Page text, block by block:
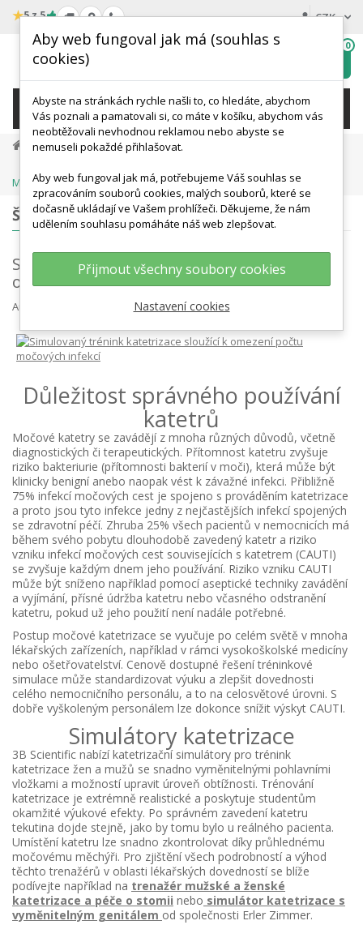
★5 z 5 CZK
wishlist
0
KATEGORIE
Novinky Z Blogu
Močových Infekcí
ŠTÍTKY
Simulovaný trénink katetrizace sloužící k
omezení počtu močových infekcí
Autor Různé
Důležitost správného používání
katetrů
Močové katetry se zavádějí z mnoha různých důvodů, včetně
diagnostických či terapeutických. Přítomnost katetru zvyšuje
riziko bakteriurie (přítomnosti bakterií v moči), která může být
klinicky benigní anebo naopak vést k závažné infekci. Přibližně
75% infekcí močových cest je spojeno s prováděním katetrizace
a proto jsou tyto infekce jedny z nejčastějších infekcí spojených
se zdravotní péčí. Zhruba 25% všech pacientů v nemocnicích má
během svého pobytu dlouhodobě zavedený katetr a riziko
vzniku infekcí močových cest souvisejících s katetrem (CAUTI)
se zvyšuje každým dnem jeho používání. Riziko vzniku CAUTI
může být sníženo například pomocí aseptické techniky zavádění
a vyjímání, přísné údržba katetru nebo včasného odstranění
katetru, pokud už jeho použití není nadále potřebné.
Postup močové katetrizace se vyučuje po celém světě v mnoha
lékařských zařízeních, například v rámci vysokoškolské medicíny
nebo ošetřovatelství. Cenově dostupné řešení tréninkové
simulace může standardizovat výuku a zlepšit dovednosti
celého nemocničního personálu, a to na celosvětové úrovni. S
dobře vyškoleným personálem lze dokonce snížit výskyt CAUTI.
Simulátory katetrizace
3B Scientific nabízí katetrizační simulátory pro trénink
katetrizace žen a mužů se snadno vyměnitelnými pohlavními
vložkami a možností upravit úroveň obtížnosti. Trénování
katetrizace je extrémně realistické a poskytuje studentům
okamžité výukové efekty. Po správném zavedení katetru
tekutina dojde stejně, jako by tomu bylo u reálného pacienta.
Umístění katetru lze snadno zkontrolovat díky průhlednému
močovému měchýři. Pro zjištění všech podrobností a výhod
těchto trenažérů v oblasti lékařských dovedností se blíže
podívejte například na trenažér mužské a ženské
katetrizace a péče o stomii nebo simulátor katetrizace s
vyměnitelným genitálem od společnosti Erler Zimmer.
Aby web fungoval jak má (souhlas s
cookies)
Abyste na stránkách rychle našli to, co hledáte, abychom
Vás poznali a pamatovali si, co máte v košíku, abychom vás
neobtěžovali nevhodnou reklamou nebo abyste se
nemuseli pokaždé přihlašovat.
Aby web fungoval jak má, potřebujeme Váš souhlas se
zpracováním souborů cookies, malých souborů, které se
dočasně ukládají ve Vašem prohlížeči. Děkujeme, že nám
udělením souhlasu pomáháte náš web zlepšovat.
Přijmout všechny soubory cookies
Nastavení cookies